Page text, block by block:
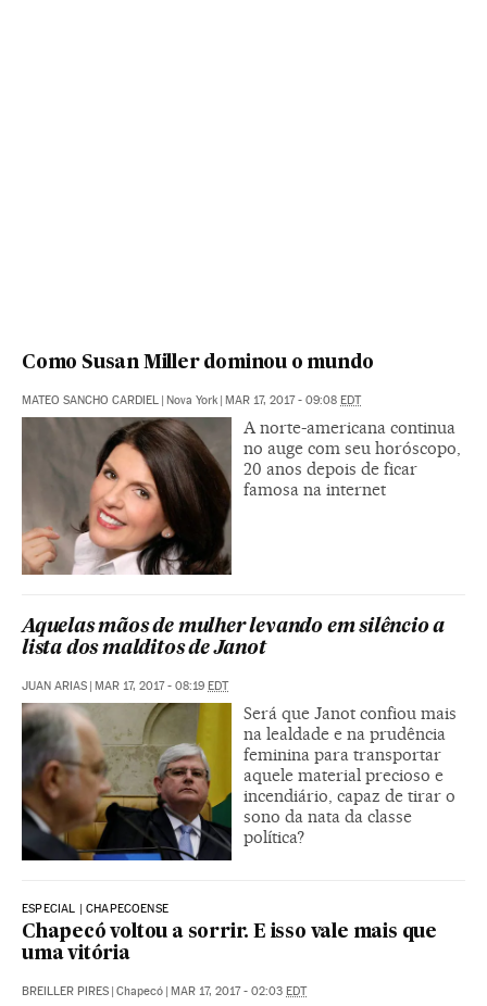
Como Susan Miller dominou o mundo
MATEO SANCHO CARDIEL | Nova York | MAR 17, 2017 - 09:08 EDT
A norte-americana continua
no auge com seu horóscopo,
20 anos depois de ficar
famosa na internet
Aquelas mãos de mulher levando em silêncio a
lista dos malditos de Janot
JUAN ARIAS | MAR 17, 2017 - 08:19 EDT
Será que Janot confiou mais
na lealdade e na prudência
feminina para transportar
aquele material precioso e
incendiário, capaz de tirar o
sono da nata da classe
política?
ESPECIAL | CHAPECOENSE
Chapecó voltou a sorrir. E isso vale mais que
uma vitória
BREILLER PIRES | Chapecó | MAR 17, 2017 - 02:03 EDT